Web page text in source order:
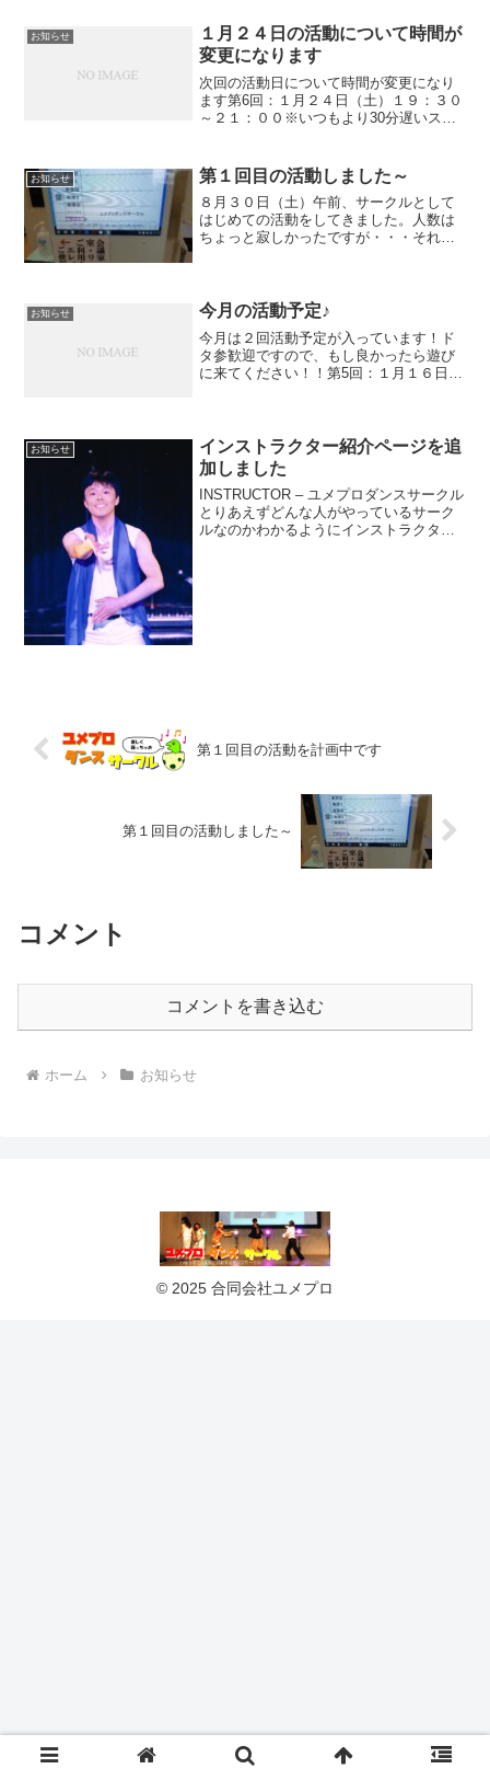
サル室参加費: 1...
お知らせ
１月２４日の活動について時間が
変更になります
次回の活動日について時間が変更になり
ます第6回：１月２４日（土）１９：３０
～２１：００※いつもより30分遅いスタ
1,000円必要なもの・・・室内用シュー
ズ、動きやす...
お知らせ 第１回目の活動しました～
８月３０日（土）午前、サークルとして
はじめての活動をしてきました。人数は
ちょっと寂しかったですが・・・それで
スペース９月もこちらの...
お知らせ 今月の活動予定♪
今月は２回活動予定が入っています！ド
タ参歓迎ですので、もし良かったら遊び
に来てください！！第5回：１月１６日
リハーサル室参加費...
お知らせ
インストラクター紹介ページを追
加しました
INSTRUCTOR – ユメプロダンスサークル
とりあえずどんな人がやっているサーク
ルなのかわかるようにインストラクター
第１回目の活動を計画中です
第１回目の活動しました～
コメント
コメントを書き込む
ホーム お知らせ
© 2025 合同会社ユメプロ